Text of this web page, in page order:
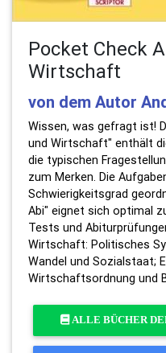
Pocket Check
Wirtschaft
von dem Autor
Wissen, was gefragt ist!
und Wirtschaft" enthält
die typischen
zum Merken. Die
Schwierigkeitsgrad
Abi" eignet sich optimal
Tests und
Wirtschaft: Politisches
Wandel und Sozialstaat;
Wirtschaftsordnung und
ALLE BÜCHER